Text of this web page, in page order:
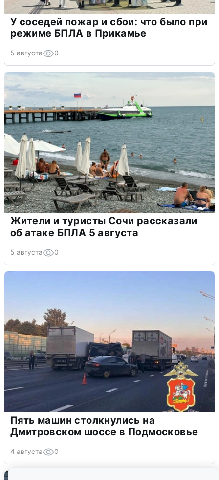
У соседей пожар и сбои: что было при
режиме БПЛА в Прикамье
5 августа 0
Жители и туристы Сочи рассказали
об атаке БПЛА 5 августа
5 августа 0
Пять машин столкнулись на
Дмитровском шоссе в Подмосковье
4 августа 0